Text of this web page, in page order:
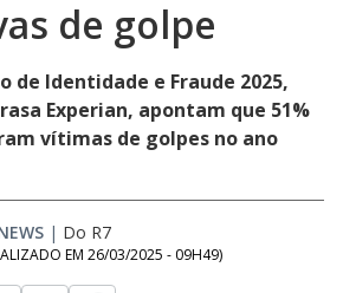
de golpe
de Identidade e Fraude 2025,
Experian, apontam que 51%
vítimas de golpes no ano
| Do R7
EM 26/03/2025 - 09H49)